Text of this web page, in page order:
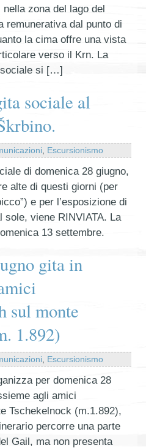
zona del lago del
remunerativa dal punto di
la cima offre una vista
verso il Krn. La
sociale si […]
sociale al
Escursionismo
di domenica 28 giugno,
alte di questi giorni (per
e per l’esposizione di
sole, viene RINVIATA. La
13 settembre.
gita in
sul monte
1.892)
Escursionismo
per domenica 28
agli amici
Tschekelnock (m.1.892),
percorre una parte
Gail, ma non presenta